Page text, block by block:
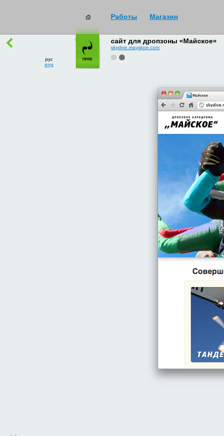
Работы Магазин
рус
eng
сайт для дропзоны «Майское»
skydive.mayskoe.com